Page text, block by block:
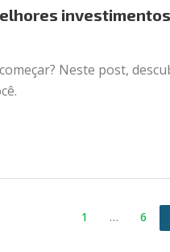
Neste post,
1 … 6